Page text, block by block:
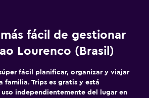
fácil de gestionar
Lourenco (Brasil)
fácil planificar, organizar y viajar
familia. Trips es gratis y está
independientemente del lugar en